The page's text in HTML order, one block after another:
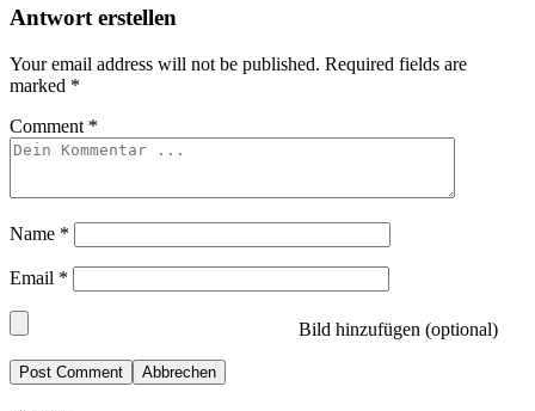
Antwort erstellen
Your email address will not be published. Required fields are
marked *
Comment *
Name *
Email *
Bild hinzufügen (optional)
Abbrechen